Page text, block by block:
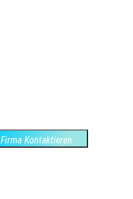
Firma Kontaktieren